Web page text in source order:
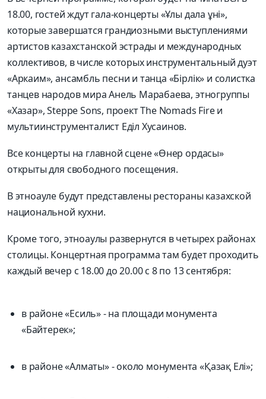
18.00, гостей ждут гала-концерты «Ұлы дала ұні»,
которые завершатся грандиозными выступлениями
артистов казахстанской эстрады и международных
коллективов, в числе которых инструментальный дуэт
«Аркаим», ансамбль песни и танца «Бірлік» и солистка
танцев народов мира Анель Марабаева, этногруппы
«Хазар», Steppe Sons, проект The Nomads Fire и
мультиинструменталист Еділ Хусаинов.
Все концерты на главной сцене «Өнер ордасы»
открыты для свободного посещения.
В этноауле будут представлены рестораны казахской
национальной кухни.
Кроме того, этноаулы развернутся в четырех районах
столицы. Концертная программа там будет проходить
каждый вечер с 18.00 до 20.00 с 8 по 13 сентября:
в районе «Есиль» - на площади монумента
«Байтерек»;
в районе «Алматы» - около монумента «Қазақ Елі»;